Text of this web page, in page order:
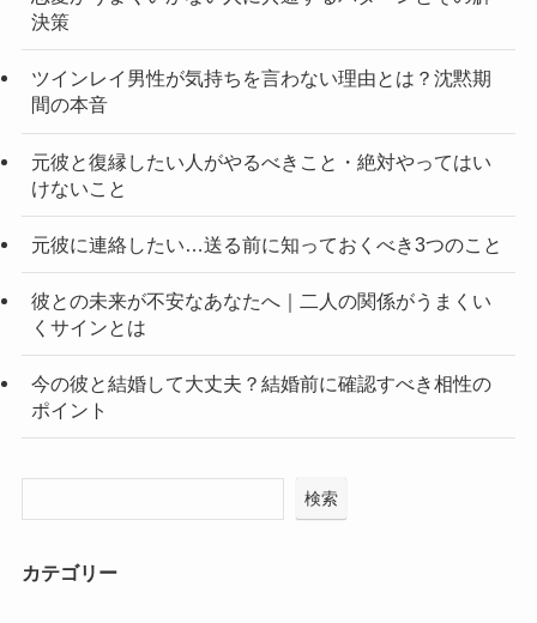
決策
ツインレイ男性が気持ちを言わない理由とは？沈黙期
間の本音
元彼と復縁したい人がやるべきこと・絶対やってはい
けないこと
元彼に連絡したい…送る前に知っておくべき3つのこと
彼との未来が不安なあなたへ｜二人の関係がうまくい
くサインとは
今の彼と結婚して大丈夫？結婚前に確認すべき相性の
ポイント
検索
カテゴリー